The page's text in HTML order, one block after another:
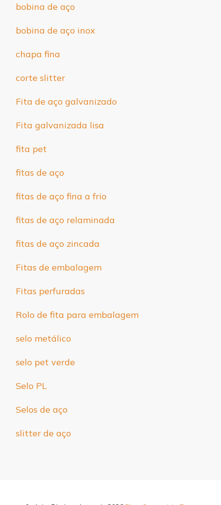
bobina de aço
bobina de aço inox
chapa fina
corte slitter
Fita de aço galvanizado
Fita galvanizada lisa
fita pet
fitas de aço
fitas de aço fina a frio
fitas de aço relaminada
fitas de aço zincada
Fitas de embalagem
Fitas perfuradas
Rolo de fita para embalagem
selo metálico
selo pet verde
Selo PL
Selos de aço
slitter de aço